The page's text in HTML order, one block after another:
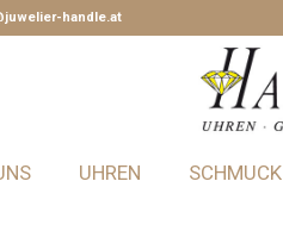
handle.at
UHREN SCHMUCK